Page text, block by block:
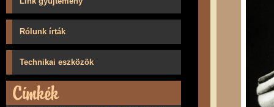
Rólunk írták
Technikai eszközök